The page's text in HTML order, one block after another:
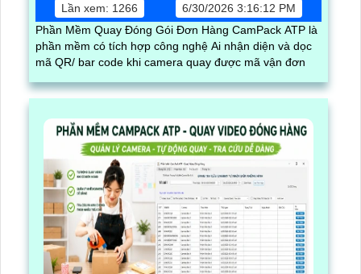
Lần xem: 1266
6/30/2026 3:16:12 PM
Phần Mềm Quay Đóng Gói Đơn Hàng CamPack ATP là
phần mềm có tích hợp công nghệ Ai nhận diện và dọc
mã QR/ bar code khi camera quay được mã vận đơn